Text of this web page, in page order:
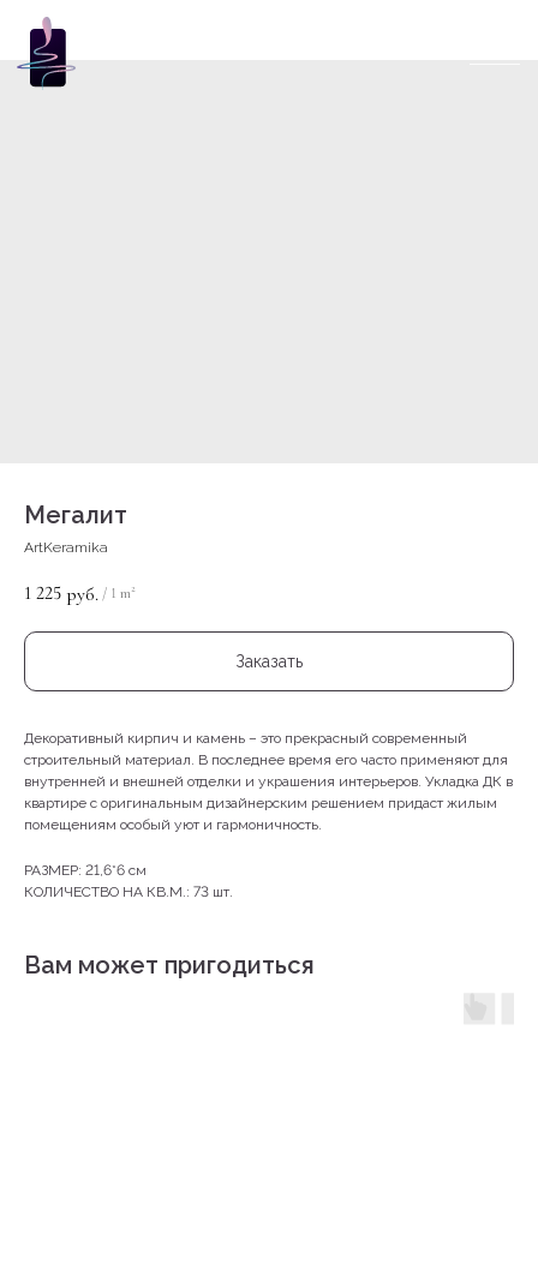
Мегалит
ArtKeramika
1 225 руб. / 1 m²
Заказать
Декоративный кирпич и камень – это прекрасный современный
строительный материал. В последнее время его часто применяют для
внутренней и внешней отделки и украшения интерьеров. Укладка ДК в
квартире с оригинальным дизайнерским решением придаст жилым
помещениям особый уют и гармоничность.
РАЗМЕР: 21,6*6 см
КОЛИЧЕСТВО НА КВ.М.: 73 шт.
Вам может пригодиться